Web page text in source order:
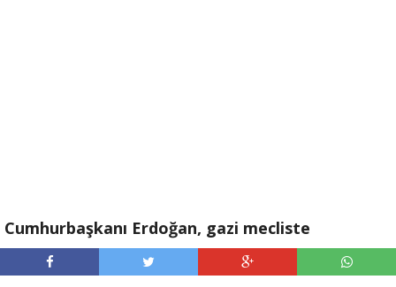
Cumhurbaşkanı Erdoğan, gazi mecliste